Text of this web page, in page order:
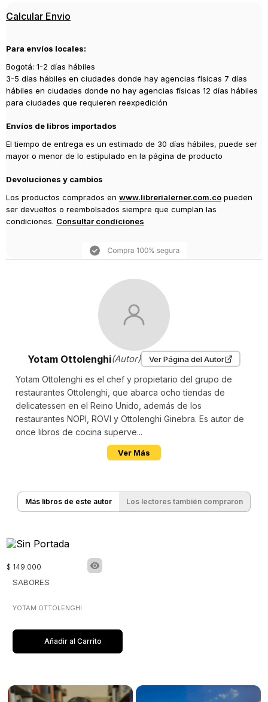
SALAMANDRA
2024
Calcular Envio
Para envíos locales:
Bogotá: 1-2 días hábiles
3-5 días hábiles en ciudades donde hay agencias físicas 7 días
hábiles en ciudades donde no hay agencias físicas 12 días hábiles
para ciudades que requieren reexpedición
Envíos de libros importados
El tiempo de entrega es un estimado de 30 días hábiles, puede ser
mayor o menor de lo estipulado en la página de producto
Devoluciones y cambios
Los productos comprados en www.librerialerner.com.co pueden
ser devueltos o reembolsados siempre que cumplan las
condiciones. Consultar condiciones
Yotam Ottolenghi(Autor) Ver Página del Autor
Yotam Ottolenghi es el chef y propietario del grupo de
restaurantes Ottolenghi, que abarca ocho tiendas de
delicatessen en el Reino Unido, además de los
restaurantes NOPI, ROVI y Ottolenghi Ginebra. Es autor de
once libros de cocina superve...
Ver Más
Más libros de este autor Los lectores también compraron
$ 149.000
SABORES
YOTAM OTTOLENGHI
Añadir al Carrito